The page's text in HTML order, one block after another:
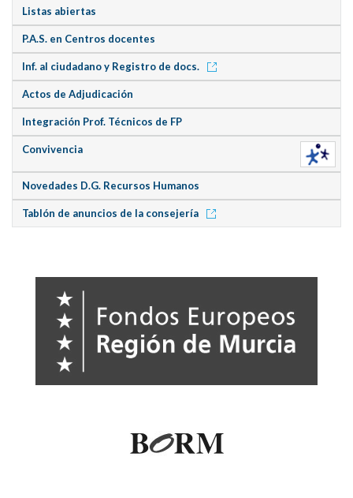
Listas abiertas
P.A.S. en Centros docentes
Inf. al ciudadano y Registro de docs.
Actos de Adjudicación
Integración Prof. Técnicos de FP
Convivencia
Novedades D.G. Recursos Humanos
Tablón de anuncios de la consejería